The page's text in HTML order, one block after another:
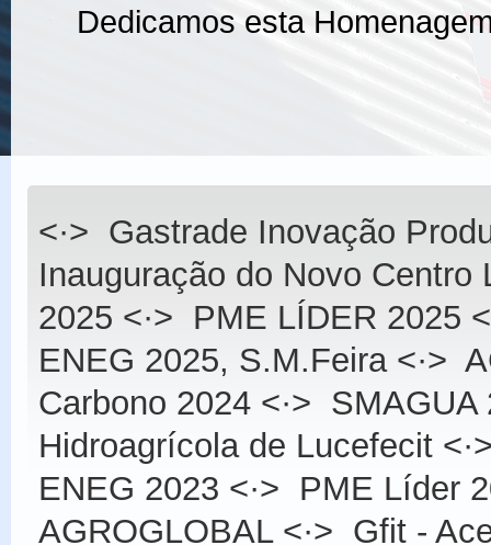
Dedicamos esta
<·> Gastrade Inovação
Inauguração do Novo Centro
2025 <·> PME LÍDER 2025
ENEG 2025, S.M.Feira<·>
Carbono 2024 <·> SMAGUA
Hidroagrícola de Lucefecit
ENEG 2023 <·> PME Líder
AGROGLOBAL<·> Gfit -